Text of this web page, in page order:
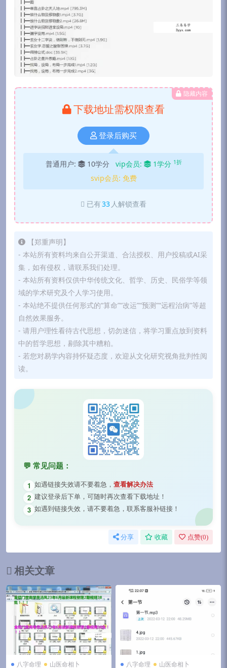
隐藏内容
下载地址需权限查看
登录后购买
普通用户: 10学分 vip会员: 1学分 1折
svip会员: 免费
已有33 人解锁查看
【郑重声明】
- 本站所有资料均来自公开渠道、合法授权、用户投稿或AI采
集，如有侵权，请联系我们处理。
- 本站所有资料仅供中华传统文化、哲学、历史、民俗学等领
域的学术研究及个人学习使用。
- 本站绝不提供任何形式的“算命”“改运”“预测”“远程治病”等超
自然效果服务。
- 请用户理性看待古代思想，切勿迷信，将学习重点放到资料
中的哲学思想，剔除其中糟粕。
- 若您对易学内容持怀疑态度，欢迎从文化研究视角批判性阅
读。
💬 常见问题：
1 如遇链接失效请不要着急， 查看解决办法
2 建议登录后下单，可随时再次查看下载地址！
3 如遇到链接失效，请不要着急，联系客服补链接！
分享 收藏 点赞(0)
相关文章
八字命理 山医命相卜 八字命理 山医命相卜